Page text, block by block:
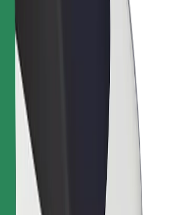
usuarios
para conductores
patinetes
para las ciudades
de carga de Bolt